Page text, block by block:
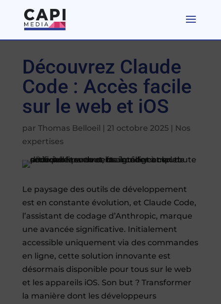
Découvrez Claude
Code : Accès facile
sur le web et iOS
par Thomas Belloeil | 21 octobre 2025| Nos
expertises
Le paysage des outils de développement
est en constante évolution, et Claude Code,
l’assistant de codage d’Anthropic, marque
une avancée significative. Initialement
accessible uniquement via des commandes
en ligne, cette solution innovante est
désormais disponible pour tous sur le web
et les appareils iOS. Son but ? Transformer
la manière dont les développeurs